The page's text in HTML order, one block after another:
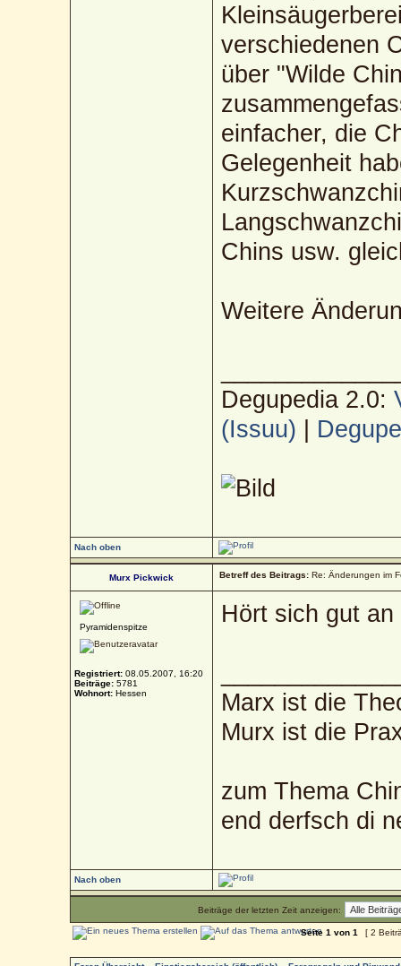
verschiedenen
über "Wilde
einfacher, die
Gelegenheit
Chins usw.
Weitere
Degupedia 2.0:
(Issuu)
Nach oben
Murx Pickwick Betreff des Beitrags: Re: Änderungen im
Pyramidenspitze
Registriert: 08.05.2007, 16:20
Beiträge: 5781
Wohnort: Hessen
Hört sich gut
Marx ist die
Murx ist die
zum Thema
end derfsch di
Nach oben
Beiträge der letzten Zeit anzeigen:
Seite1 von1 [ 2